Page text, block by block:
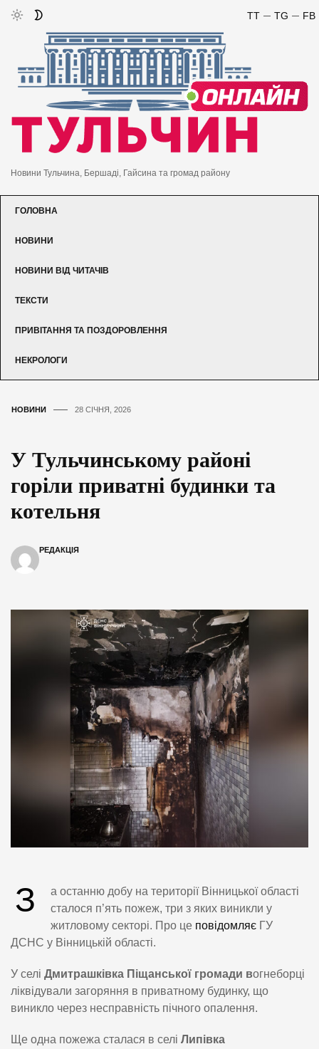
FB
TG
TT
Новини Тульчина, Бершаді, Гайсина та громад району
ГОЛОВНА
НОВИНИ
НОВИНИ ВІД ЧИТАЧІВ
ТЕКСТИ
ПРИВІТАННЯ ТА ПОЗДОРОВЛЕННЯ
НЕКРОЛОГИ
НОВИНИ 28 СІЧНЯ, 2026
У Тульчинському районі
горіли приватні будинки та
котельня
РЕДАКЦІЯ
З
а останню добу на території Вінницької області
сталося п’ять пожеж, три з яких виникли у
житловому секторі. Про це повідомляє ГУ
ДСНС у Вінницькій області.
У селі Дмитрашківка Піщанської громади вогнеборці
ліквідували загоряння в приватному будинку, що
виникло через несправність пічного опалення.
Ще одна пожежа сталася в селі Липівка